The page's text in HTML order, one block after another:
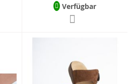
Verfügbar